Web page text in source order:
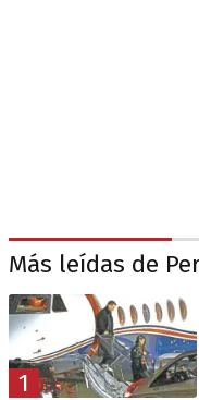
Más leídas de
1